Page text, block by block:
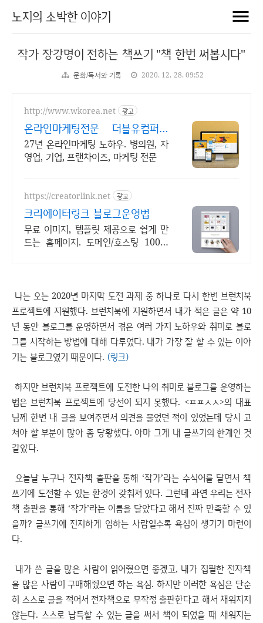
노지의 소박한 이야기
작가 장강명이 전하는 책쓰기 "책 한번 써봅시다"
문화/독서와 기록 2020. 12. 28. 09:52
http://www.wkorea.net 광고
온라인마케팅전문 더블유컴퍼니
27년 노하우
27년 온라인마케팅 노하우. 병의원, 자
영업, 기업, 프랜차이즈, 마케팅 전문
https://creatorlink.net 광고
크리에이터링크 블로그운영법
무료 이미지, 템플릿 제공으로 쉽게 만
드는 홈페이지. 도메인/호스팅 100%
나는 오는 2020년 마지막 도전 과제 중 하나로 다시 한번 브런치북
프로젝트에 지원했다. 브런치북에 지원하면서 내가 적은 글은 약 10
년 동안 블로그를 운영하면서 겪은 여러 가지 노하우와 취미로 블로
그를 시작하는 방법에 대해 다루었다. 내가 가장 잘 할 수 있는 이야
기는 블로그였기 때문이다. (링크)
하지만 브런치북 프로젝트에 도전한 나의 취미로 블로그를 운영하는
법은 브런치북 프로젝트에 당선이 되지 못했다. <ㅍㅍㅅㅅ>의 대표
님께 한번 내 글을 보여주면서 의견을 물었던 적이 있었는데 당시 고
쳐야 할 부분이 많아 좀 당황했다. 아마 그게 내 글쓰기의 한계인 것
같았다.
오늘날 누구나 전자책 출판을 통해 ‘작가’라는 수식어를 달면서 책
쓰기에 도전할 수 있는 환경이 갖춰져 있다. 그런데 과연 우리는 전자
책 출판을 통해 ‘작가’라는 이름을 달았다고 해서 진짜 만족할 수 있
을까? 글쓰기에 진지하게 임하는 사람일수록 욕심이 생기기 마련이
다.
내가 쓴 글을 많은 사람이 읽어줬으면 좋겠고, 내가 집필한 전자책
을 많은 사람이 구매해줬으면 하는 욕심. 하지만 이러한 욕심은 단순
히 스스로 글을 적어서 전자책으로 무작정 출판한다고 해서 채워지지
않는다. 스스로 납득할 수 있는 글을 써서 책이 되었을 때 채워지는